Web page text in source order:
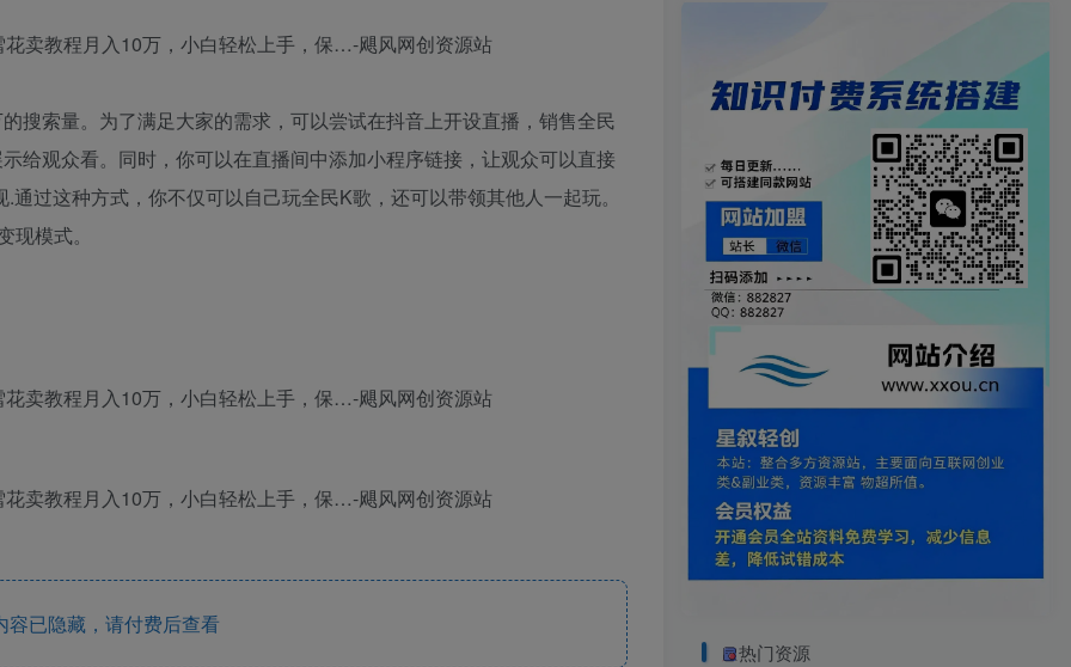
搜索量。为了满足大家的需求，可以尝试在抖音上开设直播，销售全民
给观众看。同时，你可以在直播间中添加小程序链接，让观众可以直接
过这种方式，你不仅可以自己玩全民K歌，还可以带领其他人一起玩。
模式。
已隐藏，请付费后查看
热门资源